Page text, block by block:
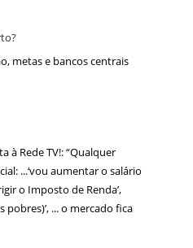
metas e bancos centrais
à Rede TV!: “Qualquer
...‘vou aumentar o salário
o Imposto de Renda’,
pobres)’, ... o mercado fica